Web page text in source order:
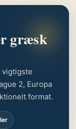
græsk
vigtigste
2, Europa
format.